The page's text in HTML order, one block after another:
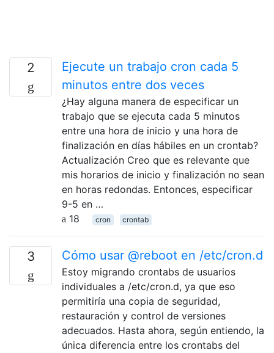
2
Ejecute un trabajo cron cada 5
minutos entre dos veces
¿Hay alguna manera de especificar un
trabajo que se ejecuta cada 5 minutos
entre una hora de inicio y una hora de
finalización en días hábiles en un crontab?
Actualización Creo que es relevante que
mis horarios de inicio y finalización no sean
en horas redondas. Entonces, especificar
9-5 en …
18
cron crontab
3 Cómo usar @reboot en /etc/cron.d
Estoy migrando crontabs de usuarios
individuales a /etc/cron.d, ya que eso
permitiría una copia de seguridad,
restauración y control de versiones
adecuados. Hasta ahora, según entiendo, la
única diferencia entre los crontabs del